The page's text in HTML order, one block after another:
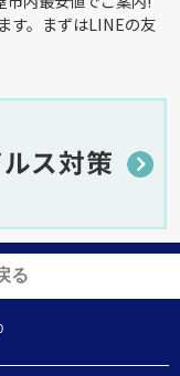
す。まずはLINEの友
る